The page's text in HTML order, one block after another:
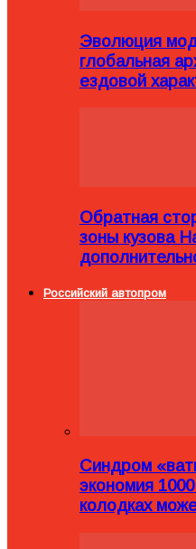
Эволюция
глобальная
ездовой
Обратная
зоны кузова
Российский автопром
Синдром
экономия
колодках